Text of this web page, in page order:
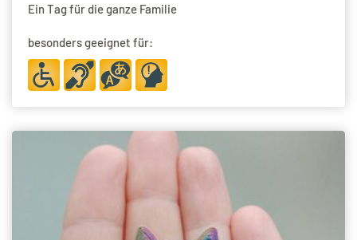
Ein Tag für die ganze Familie
besonders geeignet für: